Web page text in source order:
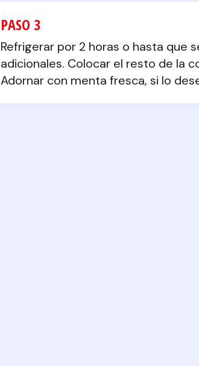
PASO 3
Refrigerar por 2 horas o hasta que
adicionales. Colocar el resto de la
Adornar con menta fresca, si lo